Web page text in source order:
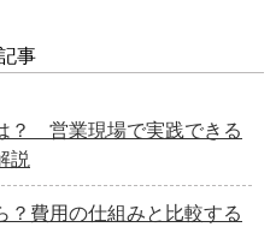
事
？ 営業現場で実践できる
説
？費用の仕組みと比較する